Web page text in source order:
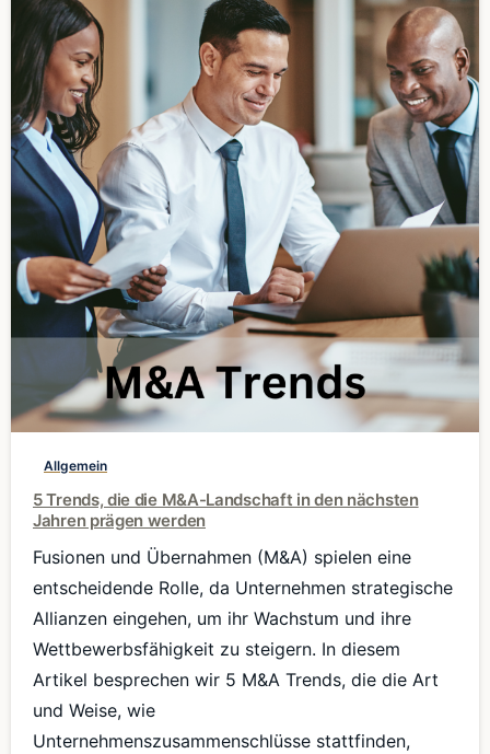
Allgemein
5 Trends, die die M&A-Landschaft in den nächsten
Jahren prägen werden
Fusionen und Übernahmen (M&A) spielen eine
entscheidende Rolle, da Unternehmen strategische
Allianzen eingehen, um ihr Wachstum und ihre
Wettbewerbsfähigkeit zu steigern. In diesem
Artikel besprechen wir 5 M&A Trends, die die Art
und Weise, wie
Unternehmenszusammenschlüsse stattfinden,